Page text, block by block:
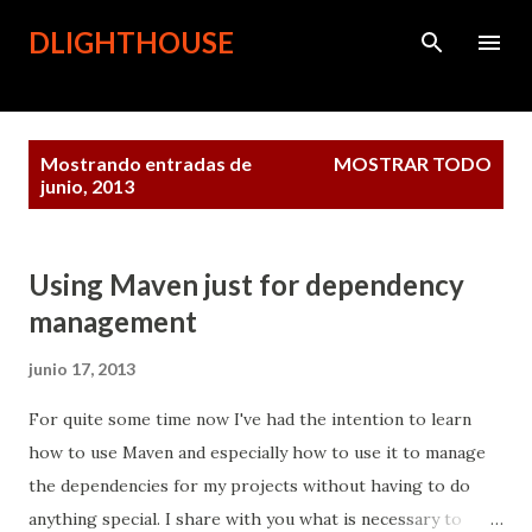
Ir al contenido principal
DLIGHTHOUSE
Entradas
Mostrando entradas de
junio, 2013
MOSTRAR TODO
Using Maven just for dependency
management
junio 17, 2013
For quite some time now I've had the intention to learn
how to use Maven and especially how to use it to manage
the dependencies for my projects without having to do
anything special. I share with you what is necessary to